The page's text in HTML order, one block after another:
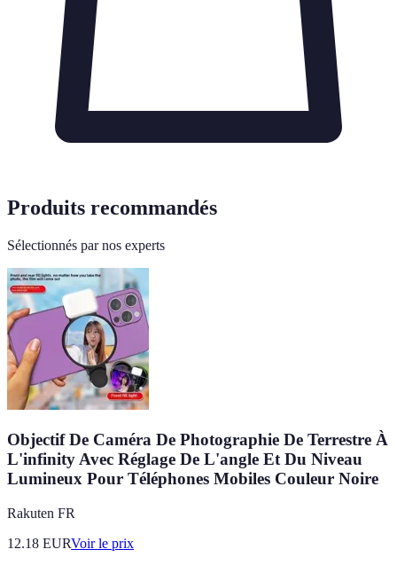
Produits recommandés
Sélectionnés par nos experts
Objectif De Caméra De Photographie De Terrestre À
L'infinity Avec Réglage De L'angle Et Du Niveau
Lumineux Pour Téléphones Mobiles Couleur Noire
Rakuten FR
12.18 EURVoir le prix